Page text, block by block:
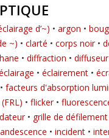
d’~) • argon •
~) • clarté • corps noir•
• diffraction • diffuseur
• éclairement •
• facteurs d'absorption
• flicker•
• grille de défilement
• incident •